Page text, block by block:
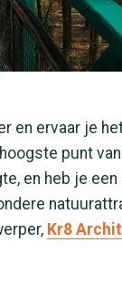
en ervaar je
punt
en heb je
Kr8